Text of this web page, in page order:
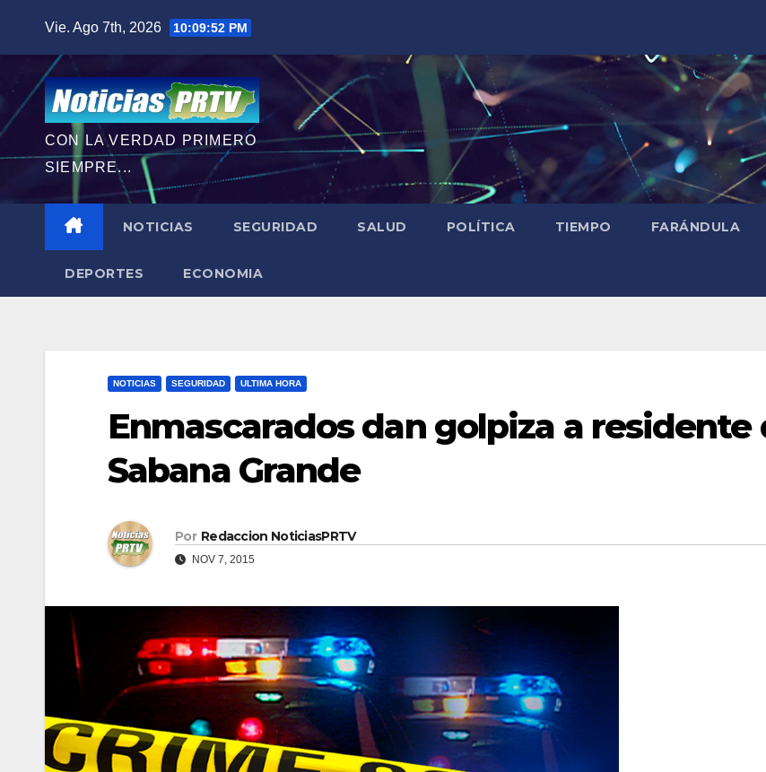
contenido
Vie. Ago 7th, 2026 10:09:54 PM
CON LA VERDAD PRIMERO
SIEMPRE...
NOTICIAS SEGURIDAD SALUD POLÍTICA TIEMPO FARÁNDULA
DEPORTES ECONOMIA
NOTICIAS SEGURIDAD ULTIMA HORA
Enmascarados dan golpiza a residente
Sabana Grande
Por Redaccion NoticiasPRTV
NOV 7, 2015